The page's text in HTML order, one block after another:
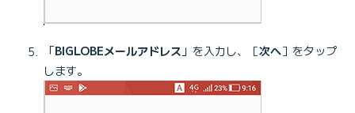
「BIGLOBEメールアドレス 」を入力し、［次へ］をタップ
します。